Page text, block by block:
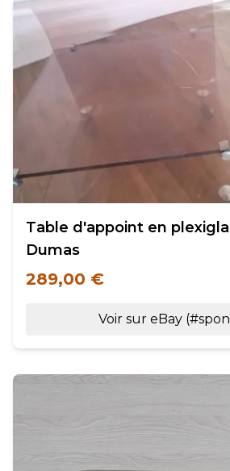
Table d'appoint en
Dumas
289,00 €
Voir sur eBay